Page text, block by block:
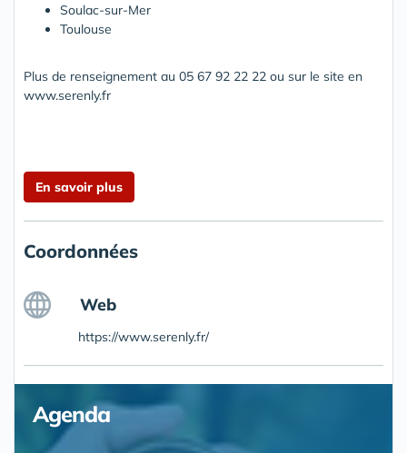
Soulac-sur-Mer
Toulouse
Plus de renseignement au 05 67 92 22 22 ou sur le site en
www.serenly.fr
En savoir plus
Coordonnées
Web
https://www.serenly.fr/
Agenda